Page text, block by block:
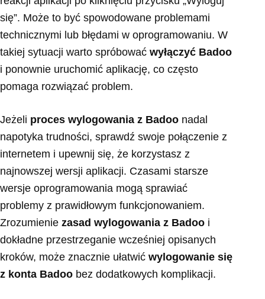
się”. Może to być spowodowane problemami
technicznymi lub błędami w oprogramowaniu. W
takiej sytuacji warto spróbować wyłączyć Badoo
i ponownie uruchomić aplikację, co często
pomaga rozwiązać problem.
Jeżeli proces wylogowania z Badoo nadal
napotyka trudności, sprawdź swoje połączenie z
internetem i upewnij się, że korzystasz z
najnowszej wersji aplikacji. Czasami starsze
wersje oprogramowania mogą sprawiać
problemy z prawidłowym funkcjonowaniem.
Zrozumienie zasad wylogowania z Badoo i
dokładne przestrzeganie wcześniej opisanych
kroków, może znacznie ułatwić wylogowanie się
z konta Badoo bez dodatkowych komplikacji.